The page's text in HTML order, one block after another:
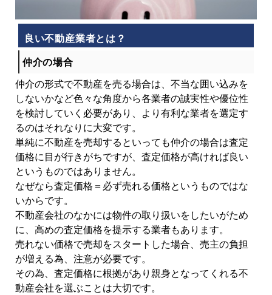
良い不動産業者とは？
仲介の場合
仲介の形式で不動産を売る場合は、不当な囲い込みを
しないかなど色々な角度から各業者の誠実性や優位性
を検討していく必要があり、より有利な業者を選定す
るのはそれなりに大変です。
単純に不動産を売却するといっても仲介の場合は査定
価格に目が行きがちですが、査定価格が高ければ良い
というものではありません。
なぜなら査定価格＝必ず売れる価格というものではな
いからです。
不動産会社のなかには物件の取り扱いをしたいがため
に、高めの査定価格を提示する業者もあります。
売れない価格で売却をスタートした場合、売主の負担
が増える為、注意が必要です。
その為、査定価格に根拠があり親身となってくれる不
動産会社を選ぶことは大切です。